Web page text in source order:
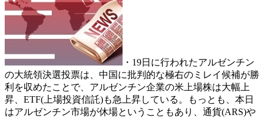
・19日に行われたアルゼンチン
の大統領決選投票は、中国に批判的な極右のミレイ候補が勝
利を収めたことで、アルゼンチン企業の米上場株は大幅上
昇、ETF(上場投資信託)も急上昇している。もっとも、本日
はアルゼンチン市場が休場ということもあり、通貨(ARS)や